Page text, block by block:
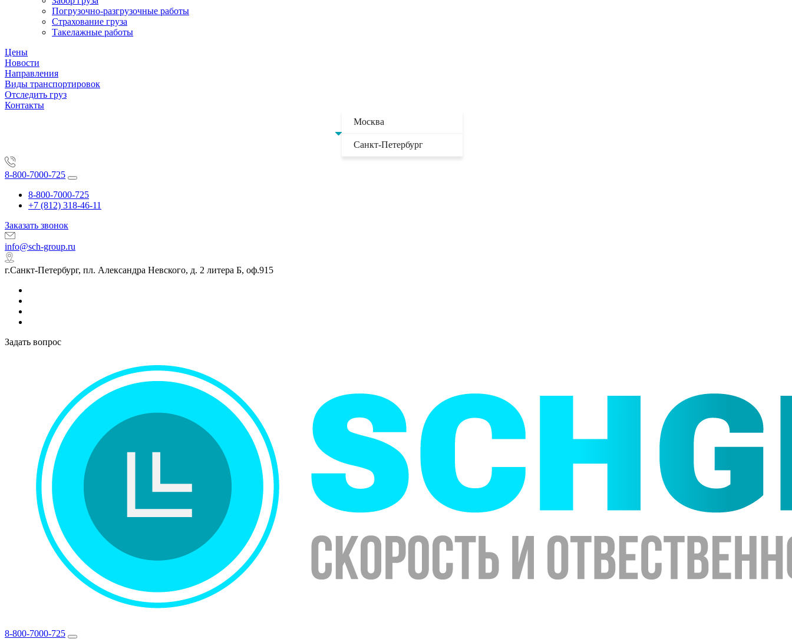
Погрузочно-разгрузочные работы
Страхование груза
Такелажные работы
Цены
Новости
Направления
Виды транспортировок
Отследить груз
Контакты
Москва
Санкт-Петербург
8-800-7000-725
8-800-7000-725
+7 (812) 318-46-11
Заказать звонок
info@sch-group.ru
г.Санкт-Петербург, пл. Александра Невского, д. 2 литера Б, оф.915
Задать вопрос
8-800-7000-725